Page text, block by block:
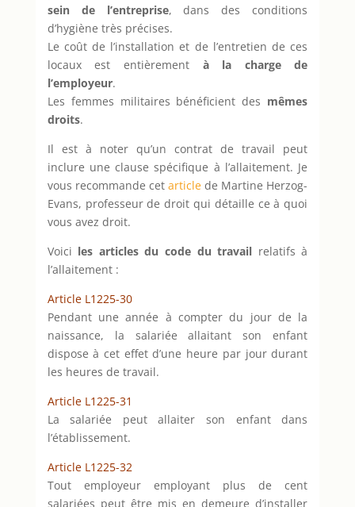
sein de l’entreprise, dans des conditions
d’hygiène très précises.
Le coût de l’installation et de l’entretien de ces
locaux est entièrement à la charge de
l’employeur.
Les femmes militaires bénéficient des mêmes
droits.
Il est à noter qu’un contrat de travail peut
inclure une clause spécifique à l’allaitement. Je
vous recommande cet article de Martine Herzog-
Evans, professeur de droit qui détaille ce à quoi
vous avez droit.
Voici les articles du code du travail relatifs à
l’allaitement :
Article L1225-30
Pendant une année à compter du jour de la
naissance, la salariée allaitant son enfant
dispose à cet effet d’une heure par jour durant
les heures de travail.
Article L1225-31
La salariée peut allaiter son enfant dans
l’établissement.
Article L1225-32
Tout employeur employant plus de cent
salariées peut être mis en demeure d’installer